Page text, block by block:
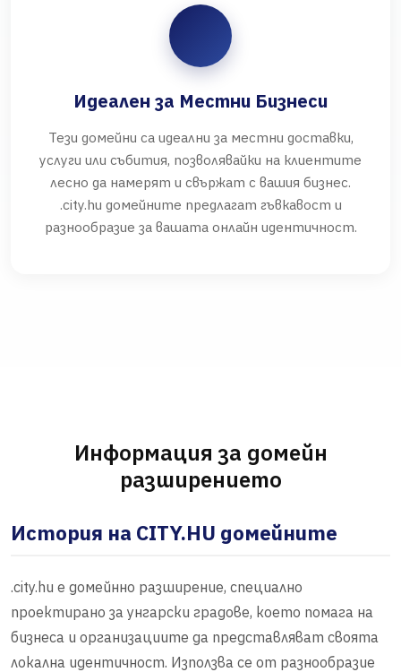
Идеален за Местни Бизнеси
Тези домейни са идеални за местни доставки,
услуги или събития, позволявайки на клиентите
лесно да намерят и свържат с вашия бизнес.
.city.hu домейните предлагат гъвкавост и
разнообразие за вашата онлайн идентичност.
Информация за домейн
разширението
История на CITY.HU домейните
.city.hu е домейнно разширение, специално
проектирано за унгарски градове, което помага на
бизнеса и организациите да представляват своята
локална идентичност. Използва се от разнообразие